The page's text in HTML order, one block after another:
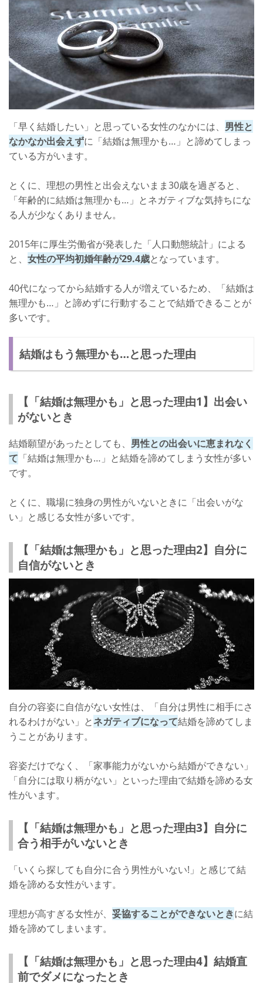
「早く結婚したい」と思っている女性のなかには、 男性と
なかなか出会えずに「結婚は無理かも…」と諦めてしまっ
ている方がいます。
とくに、理想の男性と出会えないまま30歳を過ぎると、
「年齢的に結婚は無理かも…」とネガティブな気持ちにな
る人が少なくありません。
2015年に厚生労働省が発表した「人口動態統計」による
と、 女性の平均初婚年齢が29.4歳となっています。
40代になってから結婚する人が増えているため、「結婚は
無理かも…」と諦めずに行動することで結婚できることが
多いです。
結婚はもう無理かも…と思った理由
【「結婚は無理かも」と思った理由1】出会い
がないとき
結婚願望があったとしても、 男性との出会いに恵まれなく
て 「結婚は無理かも…」と結婚を諦めてしまう女性が多い
です。
とくに、職場に独身の男性がいないときに「出会いがな
い」と感じる女性が多いです。
【「結婚は無理かも」と思った理由2】自分に
自信がないとき
自分の容姿に自信がない女性は、「自分は男性に相手にさ
れるわけがない」とネガティブになって結婚を諦めてしま
うことがあります。
容姿だけでなく、「家事能力がないから結婚ができない」
「自分には取り柄がない」といった理由で結婚を諦める女
性がいます。
【「結婚は無理かも」と思った理由3】自分に
合う相手がいないとき
「いくら探しても自分に合う男性がいない!」と感じて結
婚を諦める女性がいます。
理想が高すぎる女性が、 妥協することができないときに結
婚を諦めてしまいます。
【「結婚は無理かも」と思った理由4】結婚直
前でダメになったとき